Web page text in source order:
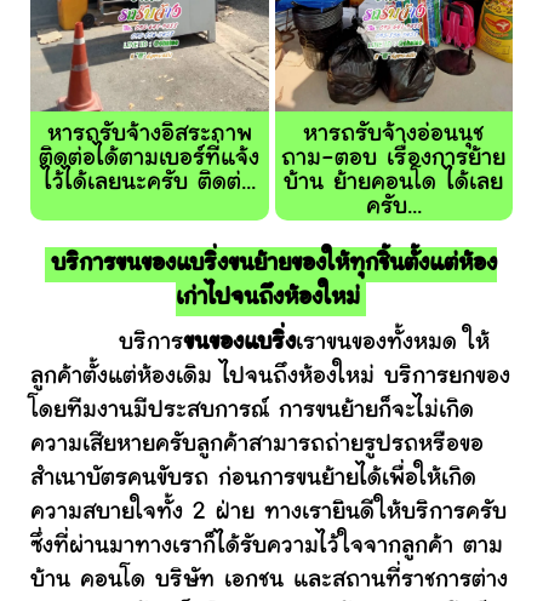
หารถรับจ้างอิสระภาพ
ติดต่อได้ตามเบอร์ที่แจ้ง
ไว้ได้เลยนะครับ ติดต่...
หารถรับจ้างอ่อนนุช
ถาม-ตอบ เรื่องการย้าย
บ้าน ย้ายคอนโด ได้เลย
ครับ...
บริการขนของแบริ่งขนย้ายของให้ทุกชิ้นตั้งแต่ห้อง
เก่าไปจนถึงห้องใหม่
บริการขนของแบริ่งเราขนของทั้งหมด ให้
ลูกค้าตั้งแต่ห้องเดิม ไปจนถึงห้องใหม่ บริการยกของ
โดยทีมงานมีประสบการณ์ การขนย้ายก็จะไม่เกิด
ความเสียหายครับลูกค้าสามารถถ่ายรูปรถหรือขอ
สำเนาบัตรคนขับรถ ก่อนการขนย้ายได้เพื่อให้เกิด
ความสบายใจทั้ง 2 ฝ่าย ทางเรายินดีให้บริการครับ
ซึ่งที่ผ่านมาทางเราก็ได้รับความไว้ใจจากลูกค้า ตาม
บ้าน คอนโด บริษัท เอกชน และสถานที่ราชการต่าง